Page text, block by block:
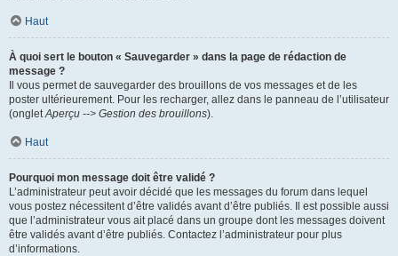
Haut
À quoi sert le bouton « Sauvegarder » dans la page de rédaction de
message ?
Il vous permet de sauvegarder des brouillons de vos messages et de les
poster ultérieurement. Pour les recharger, allez dans le panneau de l’utilisateur
(onglet Aperçu --> Gestion des brouillons).
Haut
Pourquoi mon message doit être validé ?
L’administrateur peut avoir décidé que les messages du forum dans lequel
vous postez nécessitent d’être validés avant d’être publiés. Il est possible aussi
que l’administrateur vous ait placé dans un groupe dont les messages doivent
être validés avant d’être publiés. Contactez l’administrateur pour plus
d’informations.